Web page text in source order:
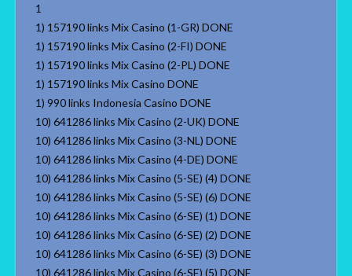
1
1) 157190 links Mix Casino (1-GR) DONE
1) 157190 links Mix Casino (2-FI) DONE
1) 157190 links Mix Casino (2-PL) DONE
1) 157190 links Mix Casino DONE
1) 990 links Indonesia Casino DONE
10) 641286 links Mix Casino (2-UK) DONE
10) 641286 links Mix Casino (3-NL) DONE
10) 641286 links Mix Casino (4-DE) DONE
10) 641286 links Mix Casino (5-SE) (4) DONE
10) 641286 links Mix Casino (5-SE) (6) DONE
10) 641286 links Mix Casino (6-SE) (1) DONE
10) 641286 links Mix Casino (6-SE) (2) DONE
10) 641286 links Mix Casino (6-SE) (3) DONE
10) 641286 links Mix Casino (6-SE) (5) DONE